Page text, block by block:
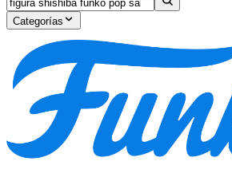
Categorías